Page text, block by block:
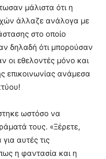
μάλιστα ότι η
άλλαζε ανάλογα με
στο οποίο
δηλαδή ότι μπορούσαν
οι εθελοντές μόνο και
επικοινωνίας ανάμεσα
ωστόσο να
τους. «Ξέρετε,
αυτές τις
η φαντασία και η